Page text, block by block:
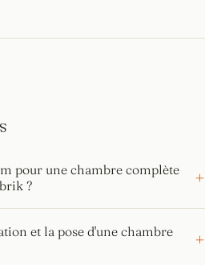
pour une chambre complète
?
et la pose d'une chambre